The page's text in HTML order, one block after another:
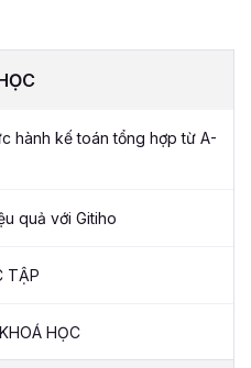
hành kế toán tổng hợp từ A-
quả với Gitiho
TẬP
HỌC